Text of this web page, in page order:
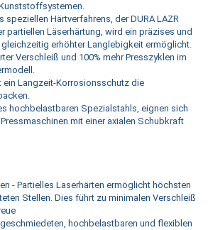
speziellen Härtverfahrens, der DURA LAZR
partiellen Läserhärtung, wird ein präzises und
erhöhter Langlebigkeit ermöglicht.
Verschleiß und 100% mehr Presszyklen im
ein Langzeit-Korrosionsschutz die
hochbelastbaren Spezialstahls, eignen sich
mit einer axialen Schubkraft
- Partielles Laserhärten ermöglicht höchsten
Stellen. Dies führt zu minimalen Verschleiß
hochbelastbaren und flexiblen